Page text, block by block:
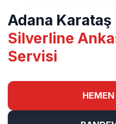
Adana Karataş
Silverline
Servisi